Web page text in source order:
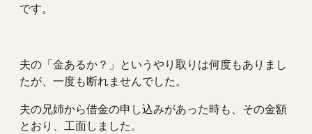
です。
夫の「金あるか？」というやり取りは何度もありまし
たが、一度も断れませんでした。
夫の兄姉から借金の申し込みがあった時も、その金額
とおり、工面しました。